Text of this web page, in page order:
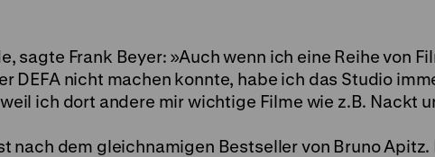
sagte Frank Beyer: »Auch wenn ich eine Reihe von
DEFA nicht machen konnte, habe ich das Studio
ich dort andere mir wichtige Filme wie z.B. Nackt
nach dem gleichnamigen Bestseller von Bruno Apitz.